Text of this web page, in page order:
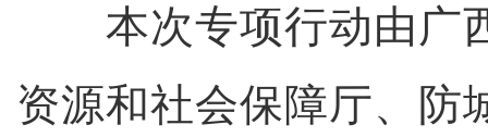
本次专项行动由广
资源和社会保障厅、防